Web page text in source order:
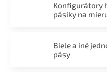
Konfigurátory
pásiky na
Biele a iné
pásy